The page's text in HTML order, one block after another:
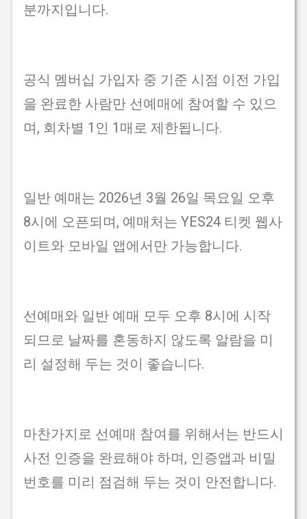
분까지입니다.
공식 멤버십 가입자 중 기준 시점 이전 가입
을 완료한 사람만 선예매에 참여할 수 있으
며, 회차별 1인 1매로 제한됩니다.
일반 예매는 2026년 3월 26일 목요일 오후
8시에 오픈되며, 예매처는 YES24 티켓 웹사
이트와 모바일 앱에서만 가능합니다.
선예매와 일반 예매 모두 오후 8시에 시작
되므로 날짜를 혼동하지 않도록 알람을 미
리 설정해 두는 것이 좋습니다.
마찬가지로 선예매 참여를 위해서는 반드시
사전 인증을 완료해야 하며, 인증앱과 비밀
번호를 미리 점검해 두는 것이 안전합니다.